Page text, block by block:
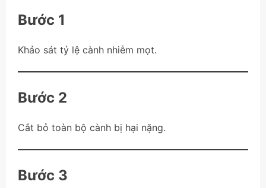
Bước 1
Khảo sát tỷ lệ cành nhiễm mọt.
Bước 2
Cắt bỏ toàn bộ cành bị hại nặng.
Bước 3